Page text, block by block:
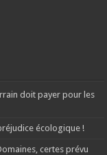
doit payer pour les
écologique !
certes prévu